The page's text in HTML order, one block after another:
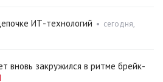
ИТ-технологий • сегодня,
вновь закружился в ритме брейк-